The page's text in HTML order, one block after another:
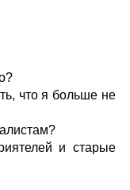
что я больше не
и старые